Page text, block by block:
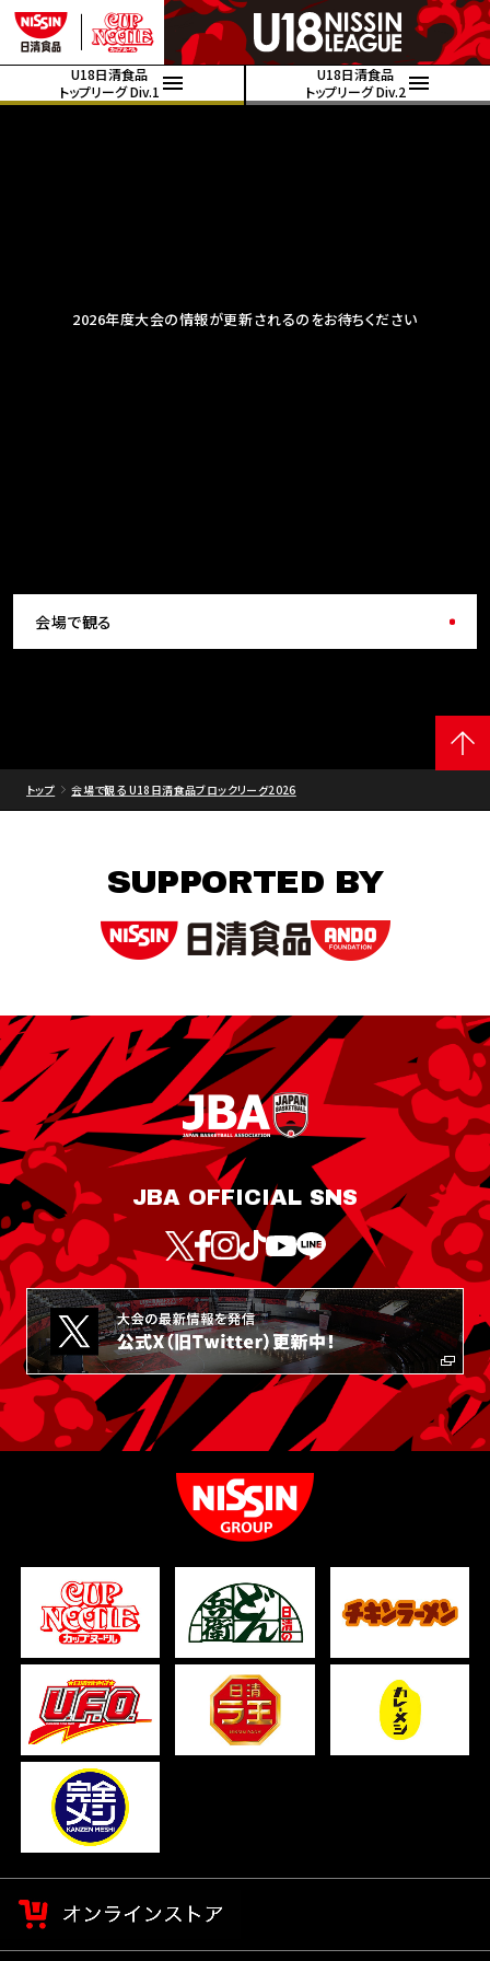
U18日清食品
トップリーグ Div.1
U18日清食品
トップリーグ Div.2
2026年度大会の情報が更新されるのをお待ちください
会場で観る
トップ 会場で観る U18日清食品ブロックリーグ2026
SUPPORTED BY
JBA OFFICIAL SNS